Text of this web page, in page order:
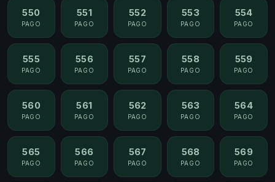
550
PAGO
551
PAGO
552
PAGO
553
PAGO
554
PAGO
555
PAGO
556
PAGO
557
PAGO
558
PAGO
559
PAGO
560
PAGO
561
PAGO
562
PAGO
563
PAGO
564
PAGO
565
PAGO
566
PAGO
567
PAGO
568
PAGO
569
PAGO